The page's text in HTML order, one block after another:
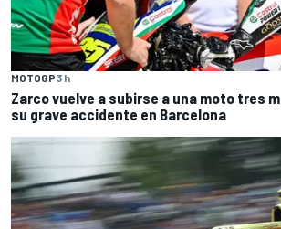
MOTOGP3 h
Zarco vuelve a subirse a una moto tres
su grave accidente en Barcelona